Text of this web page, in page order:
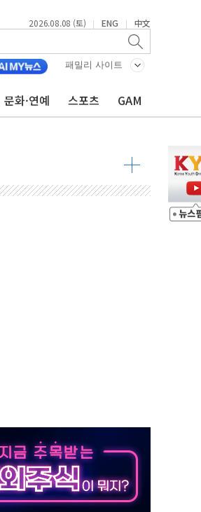
2026.08.08 (토) | ENG | 中文
패밀리 사이트
문화·연예 스포츠 GAM
력 강화